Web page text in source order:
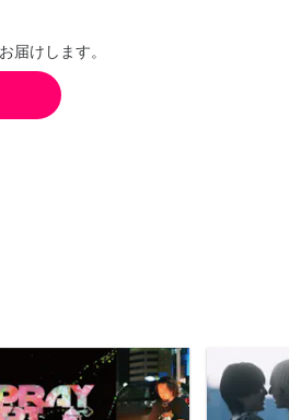
届けします。